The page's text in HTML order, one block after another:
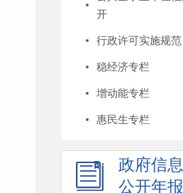
开
行政许可实施规范
稳经济专栏
增动能专栏
惠民生专栏
政府信息
公开年报